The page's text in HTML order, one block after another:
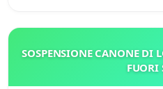
SOSPENSIONE CANONE DI
FUORI